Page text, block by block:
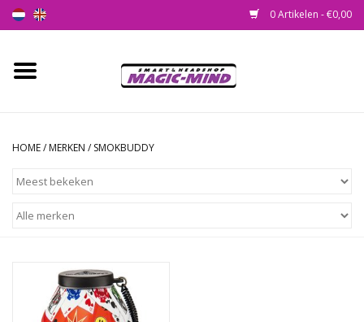
0 Artikelen - €0,00
Home
Headshop
Health Supplies
HOME/ MERKEN / SMOKBUDDY